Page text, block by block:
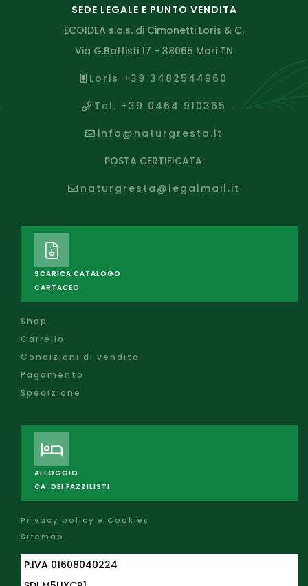
SEDE LEGALE E PUNTO VENDITA
ECOIDEA s.a.s. di Cimonetti Loris & C.
Via G.Battisti 17 - 38065 Mori TN
Loris +39 3482544960
Tel. +39 0464 910365
info@naturgresta.it
POSTA CERTIFICATA:
naturgresta@legalmail.it
SCARICA CATALOGO
CARTACEO
Shop
Carrello
Condizioni di vendita
Pagamento
Spedizione
ALLOGGIO
CA' DEI FAZZILISTI
Privacy policy e Cookies
Sitemap
P.IVA 01608040224